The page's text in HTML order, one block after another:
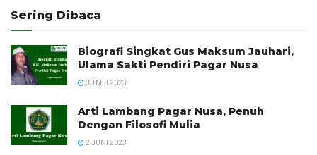
Sering Dibaca
Biografi Singkat Gus Maksum Jauhari,
Ulama Sakti Pendiri Pagar Nusa
30 MEI 2023
Arti Lambang Pagar Nusa, Penuh
Dengan Filosofi Mulia
2 JUNI 2023